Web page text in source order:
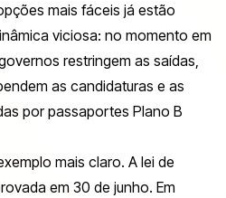
mais fáceis já estão
viciosa: no momento em
restringem as saídas,
as candidaturas e as
por passaportes Plano B
mais claro. A lei de
em 30 de junho. Em